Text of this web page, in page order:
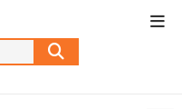
Search
…